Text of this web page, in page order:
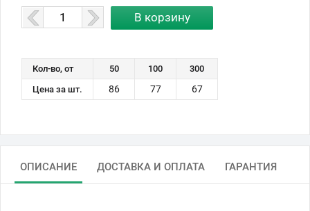
Кол-во, от 50 100
300
Цена за шт.
86 77 67
ОПИСАНИЕ ДОСТАВКА И ОПЛАТА ГАРАНТИЯ